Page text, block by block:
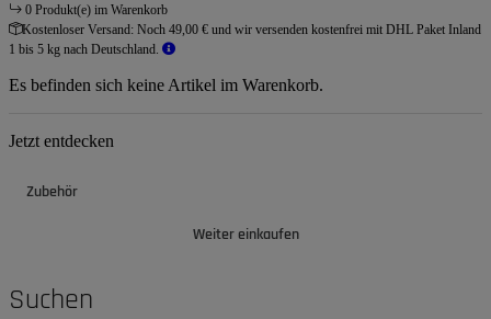
0 Produkt(e) im Warenkorb
Kostenloser Versand: Noch 49,00 € und wir versenden kostenfrei mit DHL Paket Inland
1 bis 5 kg nach Deutschland.
Es befinden sich keine Artikel im Warenkorb.
Jetzt entdecken
Zubehör
Weiter einkaufen
Suchen